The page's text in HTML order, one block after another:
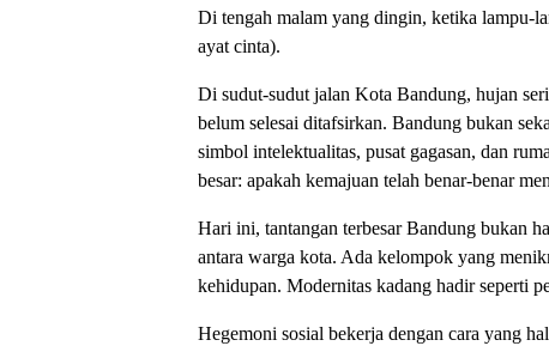
Di tengah malam yang dingin, ketika lampu-
ayat cinta).
Di sudut-sudut jalan Kota Bandung, hujan
belum selesai ditafsirkan. Bandung bukan
simbol intelektualitas, pusat gagasan, dan
besar: apakah kemajuan telah benar-benar
Hari ini, tantangan terbesar Bandung bukan
antara warga kota. Ada kelompok yang
kehidupan. Modernitas kadang hadir seperti
Hegemoni sosial bekerja dengan cara yang